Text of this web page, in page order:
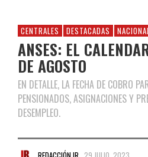
CENTRALES DESTACADAS
ANSES: EL
DE AGOSTO
EN DETALLE, LA FECHA DE COBRO
PENSIONADOS, ASIGNACIONES Y
DESEMPLEO.